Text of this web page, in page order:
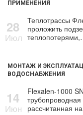
ПРИМЕНЕНИЯ
28
Июл
Теплотрассы
проложить
МОНТАЖ И
ВОДОСНАБЖЕНИЯ
14
Июн
Flexalen-1000
рассчитанная